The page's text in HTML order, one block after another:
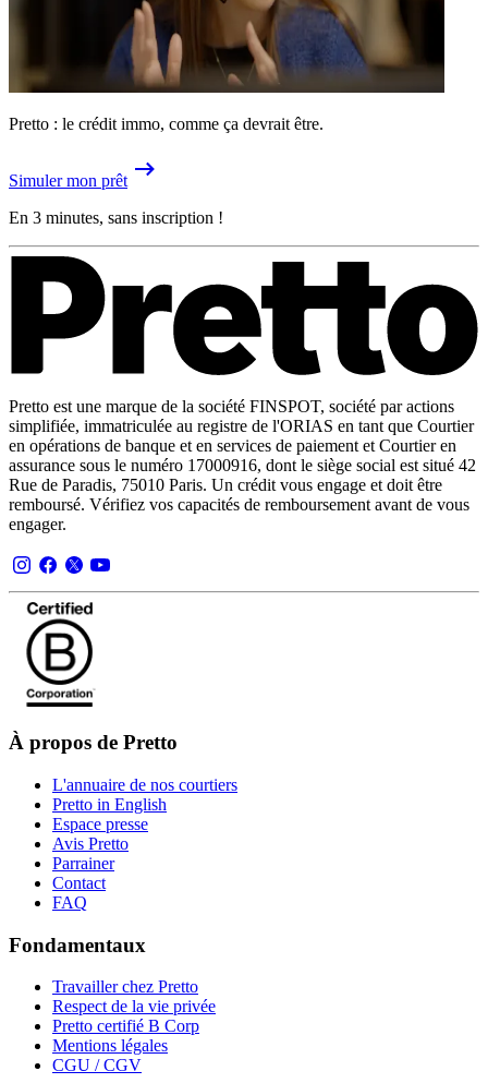
Pretto : le crédit immo, comme ça devrait être.
Simuler mon prêt
En 3 minutes, sans inscription !
Pretto est une marque de la société FINSPOT, société par actions
simplifiée, immatriculée au registre de l'ORIAS en tant que Courtier
en opérations de banque et en services de paiement et Courtier en
assurance sous le numéro 17000916, dont le siège social est situé 42
Rue de Paradis, 75010 Paris. Un crédit vous engage et doit être
remboursé. Vérifiez vos capacités de remboursement avant de vous
engager.
À propos de Pretto
L'annuaire de nos courtiers
Pretto in English
Espace presse
Avis Pretto
Parrainer
Contact
FAQ
Fondamentaux
Travailler chez Pretto
Respect de la vie privée
Pretto certifié B Corp
Mentions légales
CGU / CGV